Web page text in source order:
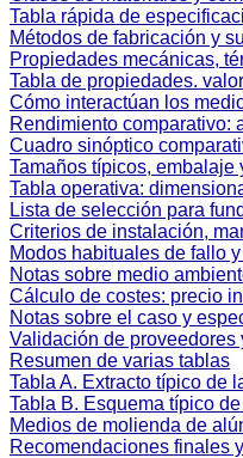
Tabla rápida de
Métodos de fabricación y
Propiedades mecánicas,
Tabla de propiedades.
Cómo interactúan los
Rendimiento comparativo:
Cuadro sinóptico
Tamaños típicos,
Tabla operativa:
Lista de selección para
Criterios de instalación,
Modos habituales de fallo
Notas sobre medio
Cálculo de costes: precio
Notas sobre el caso y
Validación de proveedores
Resumen de varias tablas
Tabla A. Extracto típico de
Tabla B. Esquema típico
Medios de molienda de
Recomendaciones finales